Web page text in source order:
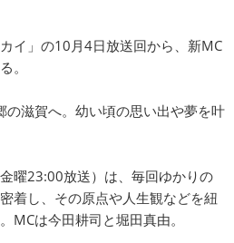
イ」の10月4日放送回から、新MC
。
の滋賀へ。幼い頃の思い出や夢を叶
曜23:00放送）は、毎回ゆかりの
着し、その原点や人生観などを紐
MCは今田耕司と堀田真由。